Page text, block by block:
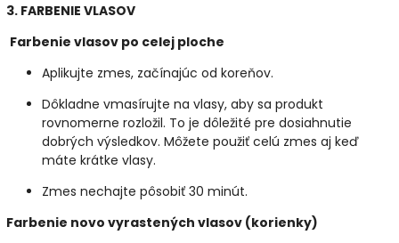
3. FARBENIE VLASOV
Farbenie vlasov po celej ploche
Aplikujte zmes, začínajúc od koreňov.
Dôkladne vmasírujte na vlasy, aby sa produkt
rovnomerne rozložil. To je dôležité pre dosiahnutie
dobrých výsledkov. Môžete použiť celú zmes aj keď
máte krátke vlasy.
Zmes nechajte pôsobiť 30 minút.
Farbenie novo vyrastených vlasov (korienky)